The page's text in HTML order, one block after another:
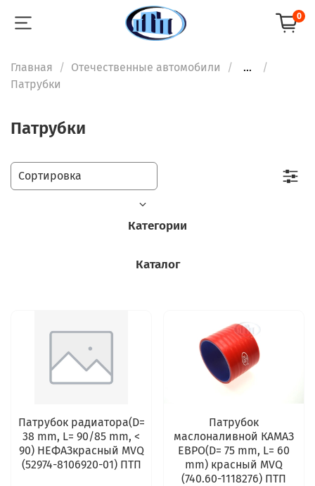
0
Главная Отечественные автомобили
...
Патрубки
Патрубки
Категории
Каталог
Патрубок радиатора(D=
38 mm, L= 90/85 mm, <
90) НЕФАЗкрасный MVQ
(52974-8106920-01) ПТП
Патрубок
маслоналивной КАМАЗ
ЕВРО(D= 75 mm, L= 60
mm) красный MVQ
(740.60-1118276) ПТП